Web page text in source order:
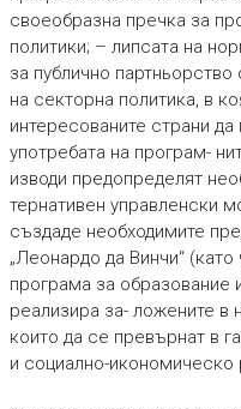
своеобразна пречка за
политики; – липсата на
за публично
на секторна политика, в
интересованите страни
употребата на програм-
изводи предопределят
тернативен управленски
създаде необходимите
„Леонардо да Винчи“
програма за образование
реализира за- ложените в
които да се превърнат в
и социално-икономическо